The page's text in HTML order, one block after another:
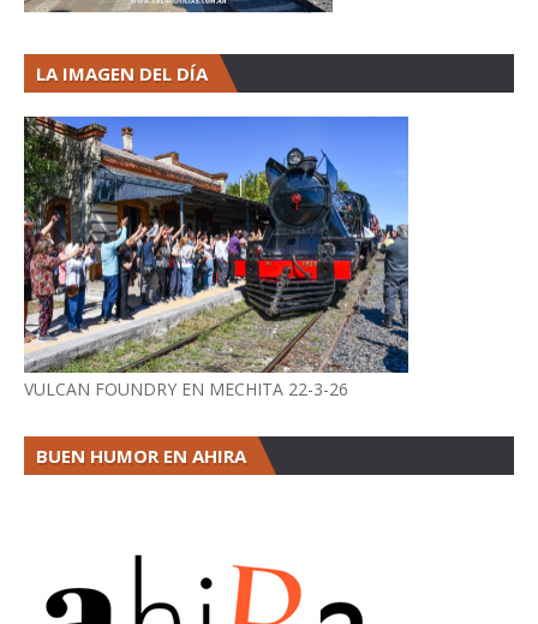
LA IMAGEN DEL DÍA
VULCAN FOUNDRY EN MECHITA 22-3-26
BUEN HUMOR EN AHIRA